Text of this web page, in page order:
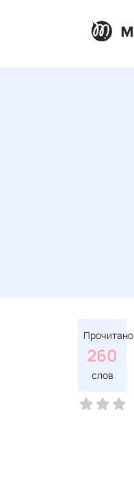
Прочитано
260
слов